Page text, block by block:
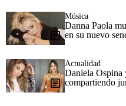
Música
Danna Paola
en su nuevo
Actualidad
Daniela Ospina
compartiendo